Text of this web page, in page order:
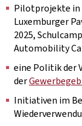
Pilotprojekte in
Luxemburger
2025,
Automobility
eine Politik der
der
Initiativen im